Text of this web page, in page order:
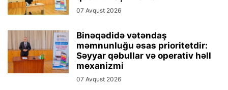
07 Avqust 2026
Binəqədidə vətəndaş
məmnunluğu əsas prioritetdir:
Səyyar qəbullar və operativ həll
mexanizmi
07 Avqust 2026